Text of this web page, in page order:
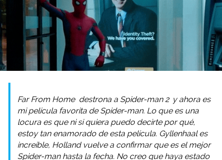
Far From Home destrona a Spider-man 2 y ahora es
mi película favorita de Spider-man. Lo que es una
locura es que ni si quiera puedo decirte por qué,
estoy tan enamorado de esta película. Gyllenhaal es
increíble, Holland vuelve a confirmar que es el mejor
Spider-man hasta la fecha. No creo que haya estado